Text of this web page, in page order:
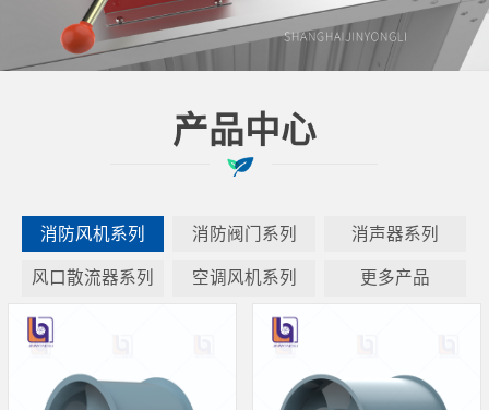
产品中心
消防风机系列 消防阀门系列 消声器系列
风口散流器系列 空调风机系列 更多产品